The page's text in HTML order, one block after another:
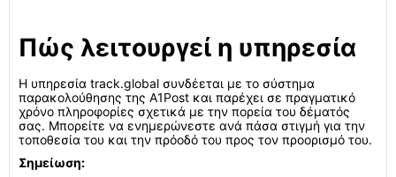
Πώς λειτουργεί η υπηρεσία
Η υπηρεσία track.global συνδέεται με το σύστημα
παρακολούθησης της A1Post και παρέχει σε πραγματικό
χρόνο πληροφορίες σχετικά με την πορεία του δέματός
σας. Μπορείτε να ενημερώνεστε ανά πάσα στιγμή για την
τοποθεσία του και την πρόοδό του προς τον προορισμό του.
Σημείωση: